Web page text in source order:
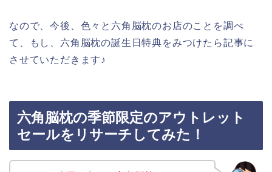
なので、今後、色々と六角脳枕のお店のことを調べ
て、もし、六角脳枕の誕生日特典をみつけたら記事に
させていただきます♪
六角脳枕の季節限定のアウトレット
セールをリサーチしてみた！